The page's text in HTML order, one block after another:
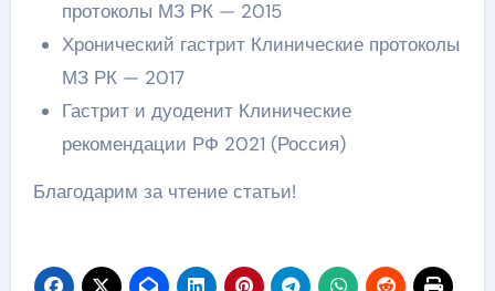
протоколы МЗ РК — 2015
Хронический гастрит Клинические протоколы
МЗ РК — 2017
Гастрит и дуоденит Клинические
рекомендации РФ 2021 (Россия)
Благодарим за чтение статьи!